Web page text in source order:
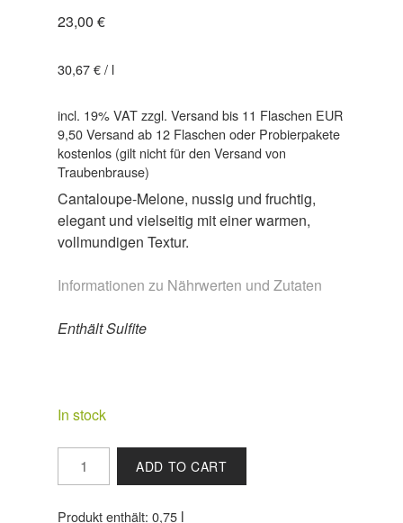
23,00 €
30,67€/ l
incl. 19% VATzzgl. Versand bis 11 Flaschen EUR
9,50 Versand ab 12 Flaschen oder Probierpakete
kostenlos (gilt nicht für den Versand von
Traubenbrause)
Cantaloupe-Melone, nussig und fruchtig,
elegant und vielseitig mit einer warmen,
vollmundigen Textur.
Informationen zu Nährwerten und Zutaten
Enthält Sulfite
In stock
2025
Weissburgunder
ADD TO CART
Produkt enthält: 0,75 l